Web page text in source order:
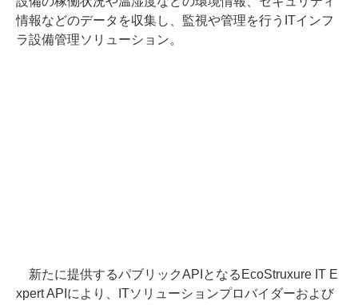
情報などのデータを収集し、監視や管理を行うITインフ
ラ設備管理ソリューション。
新たに提供するパブリックAPIとなるEcoStruxure IT E
xpert APIにより、ITソリューションプロバイダーおよび